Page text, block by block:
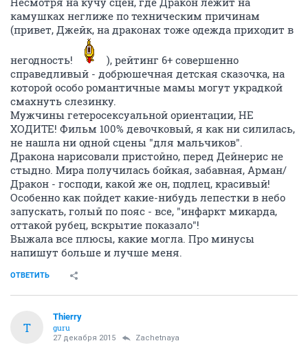
камушках неглиже по техническим причинам
(привет, Джейк, на драконах тоже одежда приходит в
негодность!
), рейтинг 6+ совершенно
справедливый - добрюшечная детская сказочка, на
которой особо романтичные мамы могут украдкой
смахнуть слезинку.
Мужчины гетеросексуальной ориентации, НЕ
ХОДИТЕ! Фильм 100% девочковый, я как ни силилась,
не нашла ни одной сцены "для мальчиков".
Дракона нарисовали пристойно, перед Дейнерис не
стыдно. Мира получилась бойкая, забавная, Арман/
Дракон - господи, какой же он, подлец, красивый!
Особенно как пойдет какие-нибудь лепестки в небо
запускать, голый по пояс - все, "инфаркт микарда,
оттакой рубец, вскрытие показало"!
Выжала все плюсы, какие могла. Про минусы
напишут больше и лучше меня.
ОТВЕТИТЬ
T
Thierry
guru
27 декабря 2015 Zachetnaya